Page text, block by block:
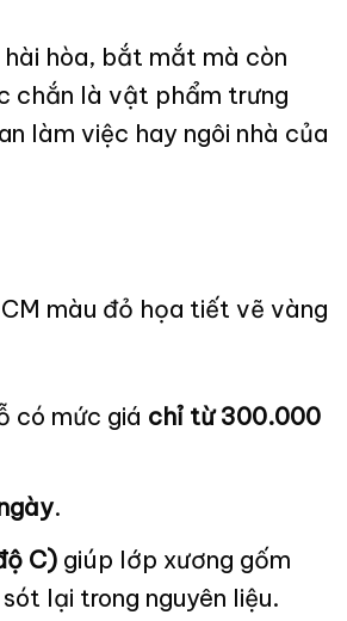
hòa, bắt mắt mà còn
chắn là vật phẩm trưng
làm việc hay ngôi nhà của
màu đỏ họa tiết vẽ vàng
có mức giá chỉ từ 300.000
.
C)giúp lớp xương gốm
lại trong nguyên liệu.